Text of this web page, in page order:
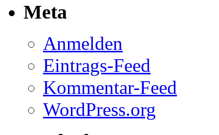
Meta
Anmelden
Eintrags-Feed
Kommentar-Feed
WordPress.org